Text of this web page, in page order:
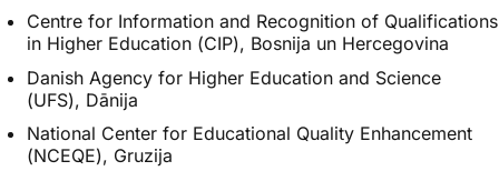
Centre for Information and Recognition of Qualifications
in Higher Education (CIP), Bosnija un Hercegovina
Danish Agency for Higher Education and Science
(UFS), Dānija
National Center for Educational Quality Enhancement
(NCEQE), Gruzija